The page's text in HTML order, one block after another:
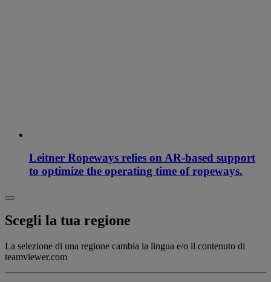
Leitner Ropeways relies on AR-based support
to optimize the operating time of ropeways.
Scegli la tua regione
La selezione di una regione cambia la lingua e/o il contenuto di
teamviewer.com